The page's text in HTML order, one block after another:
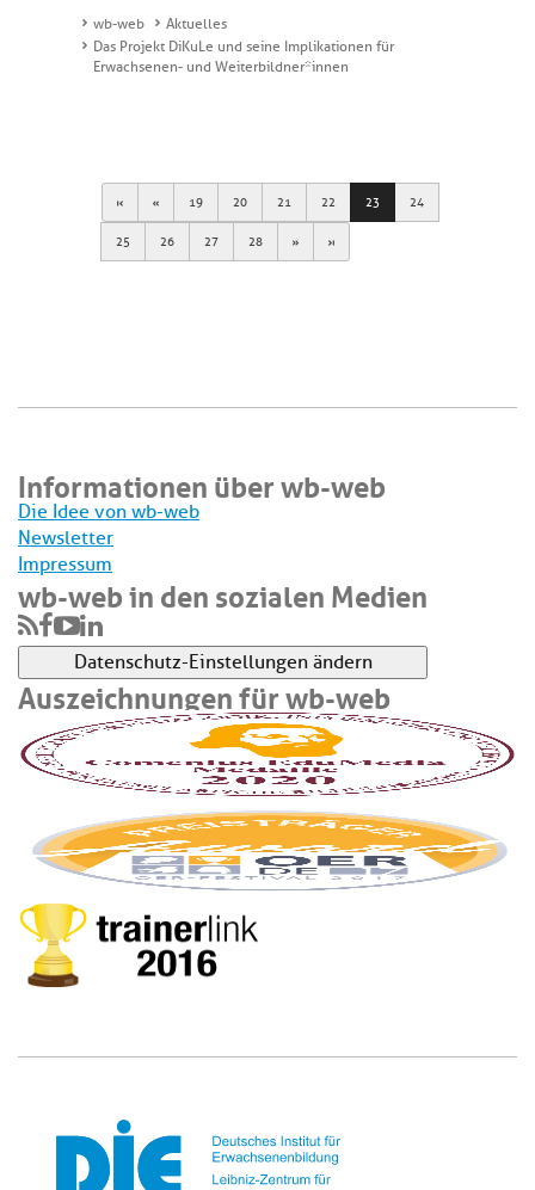
wb-web
Aktuelles
Das Projekt DiKuLe und seine Implikationen für
Erwachsenen- und Weiterbildner*innen
First Previous
19 20 21 22 23 24
25 26 27 28 Next Last
Informationen über wb-web
Die Idee von wb-web
Newsletter
Impressum
wb-web in den sozialen Medien
Datenschutz-Einstellungen ändern
Auszeichnungen für wb-web